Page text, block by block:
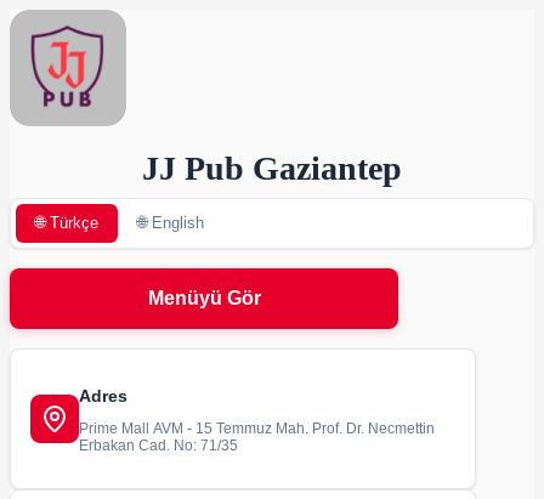
JJ Pub Gaziantep
🌐 Türkçe 🌐 English
Menüyü Gör
Adres
Prime Mall AVM - 15 Temmuz Mah. Prof. Dr. Necmettin
Erbakan Cad. No: 71/35